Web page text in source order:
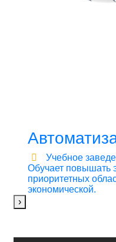
Учебное
Обучает повышать
приоритетных
экономической.
›